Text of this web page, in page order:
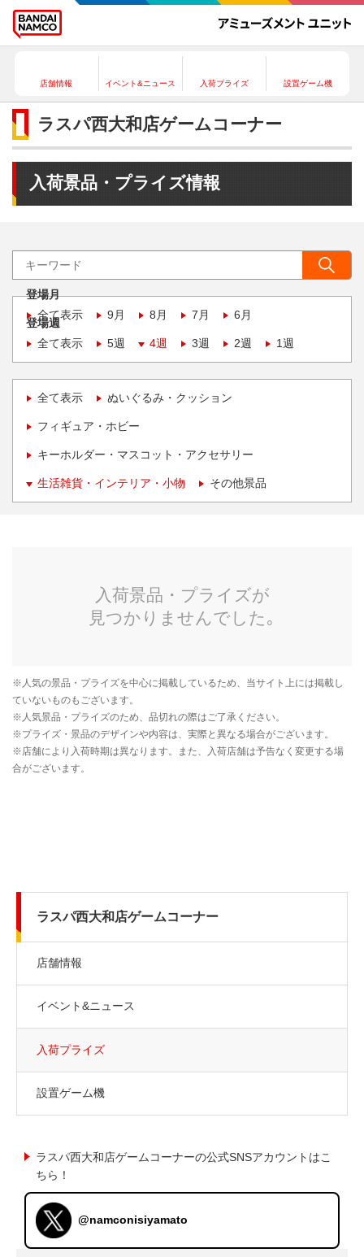
店舗情報 イベント&ニュース 入荷プライズ 設置ゲーム機
ラスパ西大和店ゲームコーナー
入荷景品・プライズ情報
登場月
全て表示
9月 8月 7月 6月
登場週
全て表示
5週 4週 3週 2週 1週
全て表示 ぬいぐるみ・クッション
フィギュア・ホビー
キーホルダー・マスコット・アクセサリー
生活雑貨・インテリア・小物 その他景品
ラスパ西大和店ゲームコーナー
店舗情報
イベント&ニュース
入荷プライズ
設置ゲーム機
ラスパ西大和店ゲームコーナーの公式SNSアカウントはこ
ちら！
@namconisiyamato